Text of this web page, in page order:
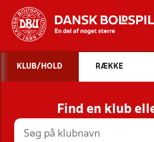
STILLINGER,
HOLD
KLUB/HOLD RÆKKE
Find en klub